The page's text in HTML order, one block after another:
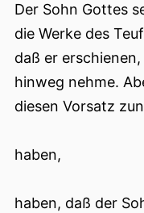
Der Sohn Gottes
die Werke des
daß er
hinweg nehme.
diesen Vorsatz
haben,
haben, daß der